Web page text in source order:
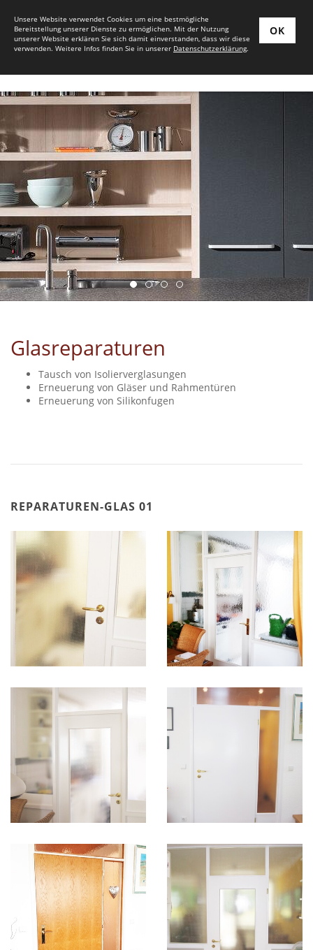
Glasreparaturen
Tausch von Isolierverglasungen
Erneuerung von Gläser und Rahmentüren
Erneuerung von Silikonfugen
REPARATUREN-GLAS 01
OK
Unsere Website verwendet Cookies um eine bestmögliche
Bereitstellung unserer Dienste zu ermöglichen. Mit der Nutzung
unserer Website erklären Sie sich damit einverstanden, dass wir diese
verwenden. Weitere Infos finden Sie in unserer Datenschutzerklärung.